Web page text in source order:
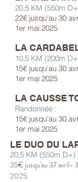
20,5 KM (550m
22€ jusqu'au 30
1er mai 2025
LA
10,5 KM (200m
15€ jusqu'au 30
1er mai 2025
LA CAUSSE
Randonnée :
15€ jusqu'au 30
1er mai 2025
LE DUO DU
20,5 KM (550m
35€ jusqu'au 37 avril-
2025.